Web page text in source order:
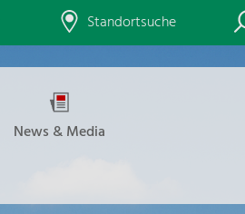
Standortsuche
News & Media